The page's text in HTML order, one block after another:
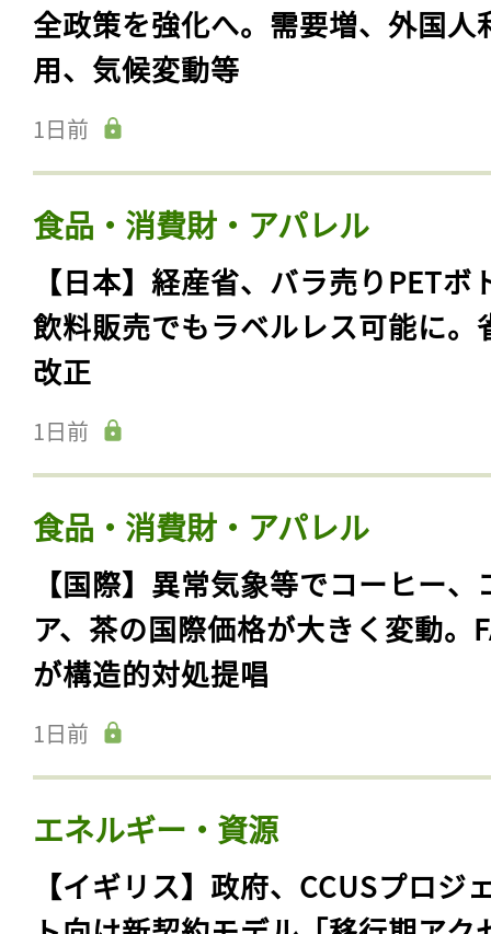
全政策を強化へ。需要増、外国人
用、気候変動等
1日前
食品・消費財・アパレル
【日本】経産省、バラ売りPETボ
飲料販売でもラベルレス可能に。
改正
1日前
食品・消費財・アパレル
【国際】異常気象等でコーヒー、
ア、茶の国際価格が大きく変動。
が構造的対処提唱
1日前
エネルギー・資源
【イギリス】政府、CCUSプロジ